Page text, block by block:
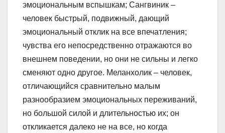
эмоциональным вспышкам; Сангвиник –
человек быстрый, подвижный, дающий
эмоциональный отклик на все впечатления;
чувства его непосредственно отражаются во
внешнем поведении, но они не сильны и легко
сменяют одно другое. Меланхолик – человек,
отличающийся сравнительно малым
разнообразием эмоциональных переживаний,
но большой силой и длительностью их; он
откликается далеко не на все, но когда